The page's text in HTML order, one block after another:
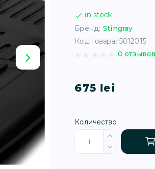
in stock
Бренд: Stingray
Код товара: 5012015
0 отзывов
675 lei
Количество